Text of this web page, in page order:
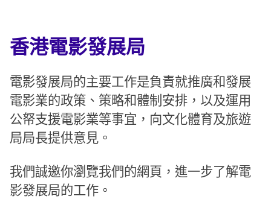
香港電影發展局
電影發展局的主要工作是負責就推廣和發展
電影業的政策、策略和體制安排，以及運用
公帑支援電影業等事宜，向文化體育及旅遊
局局長提供意見。
我們誠邀你瀏覽我們的網頁，進一步了解電
影發展局的工作。